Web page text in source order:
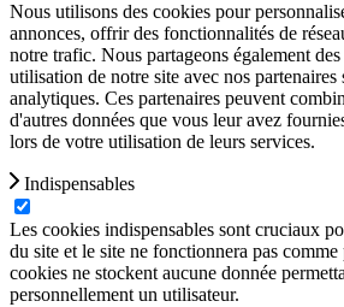
Nous utilisons des cookies pour
annonces, offrir des fonctionnalités de
notre trafic. Nous partageons également
utilisation de notre site avec nos
analytiques. Ces partenaires peuvent
d'autres données que vous leur avez
lors de votre utilisation de leurs services.
Indispensables
Les cookies indispensables sont cruciaux
du site et le site ne fonctionnera pas comme
cookies ne stockent aucune donnée
personnellement un utilisateur.